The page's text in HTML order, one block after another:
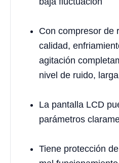
Con compresor de
calidad,
agitación
nivel de ruido,
La pantalla LCD
parámetros
Tiene protección